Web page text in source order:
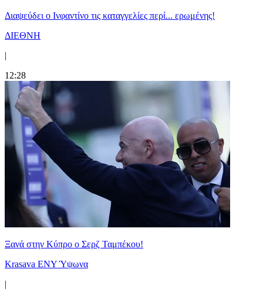
Διαψεύδει ο Ινφαντίνο τις καταγγελίες περί... ερωμένης!
ΔΙΕΘΝΗ
|
12:28
Ξανά στην Κύπρο ο Σερζ Ταμπέκου!
Krasava ENY Ύψωνα
|